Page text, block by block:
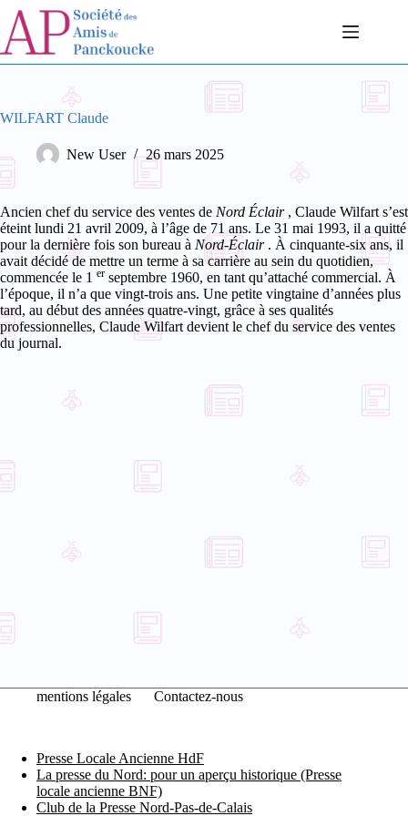
Passer
contenu
WILFART Claude
New User 26 mars 2025
Ancien chef du service des ventes de Nord Éclair , Claude Wilfart s’est
éteint lundi 21 avril 2009, à l’âge de 71 ans. Le 31 mai 1993, il a quitté
pour la dernière fois son bureau à Nord-Éclair . À cinquante-six ans, il
avait décidé de mettre un terme à sa carrière au sein du quotidien,
commencée le 1 er septembre 1960, en tant qu’attaché commercial. À
l’époque, il n’a que vingt-trois ans. Une petite vingtaine d’années plus
tard, au début des années quatre-vingt, grâce à ses qualités
professionnelles, Claude Wilfart devient le chef du service des ventes
du journal.
mentions légales Contactez-nous
Presse Locale Ancienne HdF
La presse du Nord: pour un aperçu historique (Presse
locale ancienne BNF)
Club de la Presse Nord-Pas-de-Calais